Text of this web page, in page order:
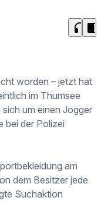
headphones chrome_reader_mode
worden – jetzt hat
im Thumsee
um einen Jogger
bei der Polizei
am
dem Besitzer jede
Suchaktion